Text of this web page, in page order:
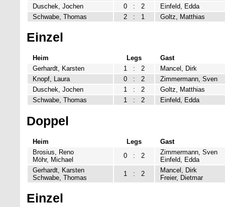
Duschek, Jochen
0 : 2
Einfeld, Edda
Schwabe, Thomas
2 : 1 Goltz, Matthias
Einzel
Heim Legs
Gast
Gerhardt, Karsten
1 : 2
Mancel, Dirk
Knopf, Laura
0 : 2
Zimmermann, Sven
Duschek, Jochen
1 : 2
Goltz, Matthias
Schwabe, Thomas
1 : 2 Einfeld, Edda
Doppel
Heim Legs
Gast
Brosius, Reno
Möhr, Michael
0 : 2
Zimmermann, Sven
Einfeld, Edda
Gerhardt, Karsten
Schwabe, Thomas
1 : 2
Mancel, Dirk
Freier, Dietmar
Einzel